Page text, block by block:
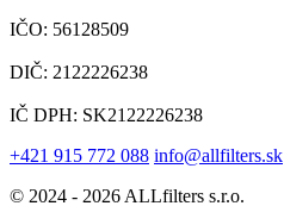
IČO: 56128509
DIČ: 2122226238
IČ DPH: SK2122226238
+421 915 772 088 info@allfilters.sk
© 2024 - 2026 ALLfilters s.r.o.